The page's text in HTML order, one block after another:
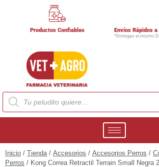
Productos Confiables Envíos Rápidos a
*Entregas el mismo
Inicio / Tienda/ Accesorios / Accesorios Perros /
Perros / Kong Correa Retractil Terrain Small Negra